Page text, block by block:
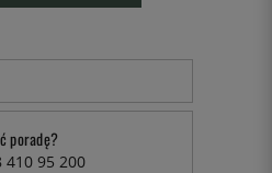
poradę?
410 95 200